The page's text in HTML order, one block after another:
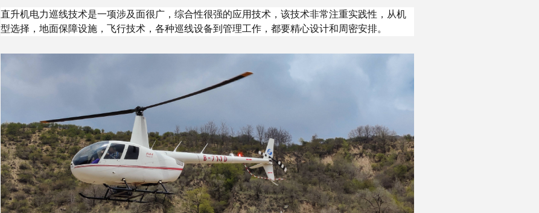
直升机电力巡线技术是一项涉及面很广，综合性很强的应用技术，该技术非常注重实践性，从机
型选择，地面保障设施，飞行技术，各种巡线设备到管理工作，都要精心设计和周密安排。